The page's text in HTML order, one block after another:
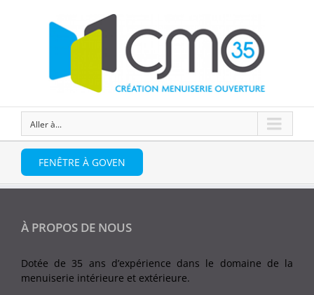
Aller à...
FENÊTRE À GOVEN
À PROPOS DE NOUS
Dotée de 35 ans d’expérience dans le domaine de la
menuiserie intérieure et extérieure.